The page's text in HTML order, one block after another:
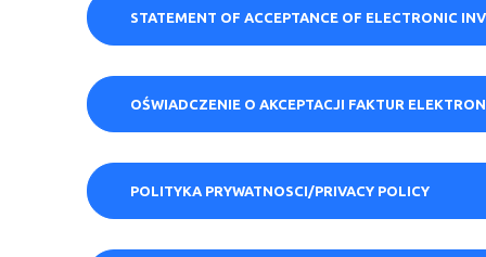
STATEMENT OF ACCEPTANCE OF ELECTRONIC
OŚWIADCZENIE O AKCEPTACJI FAKTUR
POLITYKA PRYWATNOSCI/PRIVACY POLICY